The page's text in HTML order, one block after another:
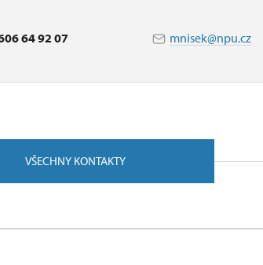
64 92 07 mnisek@npu.cz
VŠECHNY KONTAKTY